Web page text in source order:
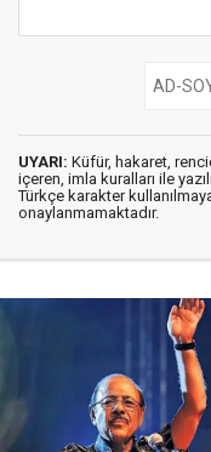
UYARI: Küfür, hakaret,
içeren, imla kuralları ile
Türkçe karakter
onaylanmamaktadır.